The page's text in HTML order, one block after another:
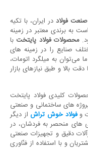
صنعت فولاد در ایران، با تکیه
به برندی معتبر در زمینه
محصولات فولاد پایتخت با
صنایع را در زمینه‌ های
می‌توان به میلگرد اتومات،
بالا و طبق نیازهای بازار
کلیدی فولاد پایتخت
های ساختمانی و صنعتی
وفولاد خوش تراش از دیگر
‌های منحصر به فردشان، در
دقیق و تجهیزات صنعتی
و با استفاده از فنّاوری‌